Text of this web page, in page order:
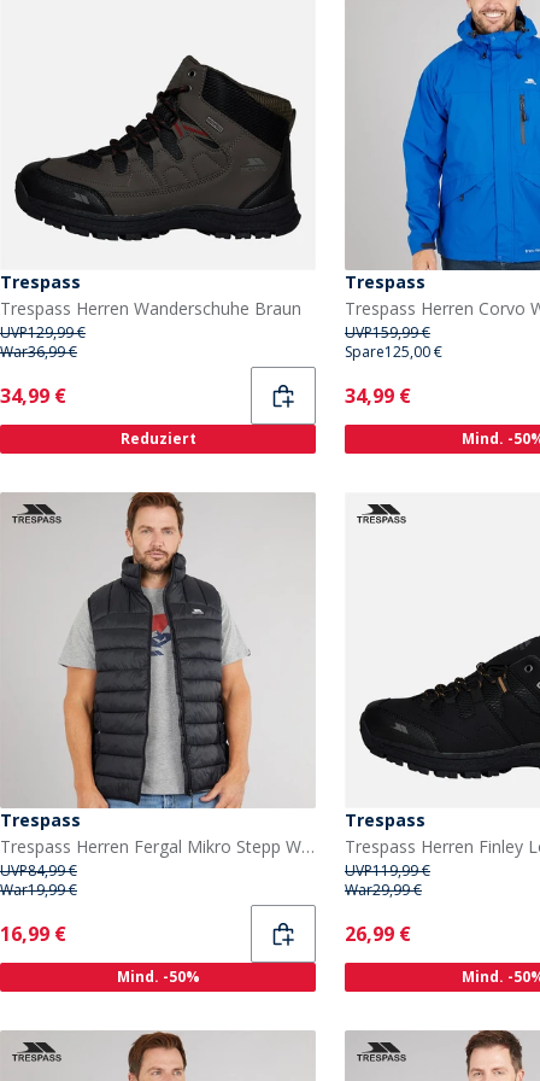
Trespass
Trespass Herren Wanderschuhe Braun
UVP129,99 €
War36,99 €
Current
34,99 €
Reduziert
Trespass
UVP159,99 €
Spare125,00 €
Current
34,99 €
Mind. -
Trespass
Trespass Herren Fergal Mikro Stepp Weste Schwarz
UVP84,99 €
War19,99 €
Current
16,99 €
Mind. -50%
Trespass
UVP119,99 €
War29,99 €
Current
26,99 €
Mind. -